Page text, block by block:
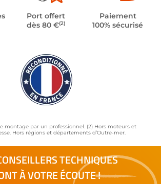
Port offert
dès 80 €(2)
Paiement
100% sécurisé
montage par un professionnel. (2) Hors moteurs et
Hors régions et départements d’Outre-mer.
TECHNIQUES
À VOTRE ÉCOUTE !